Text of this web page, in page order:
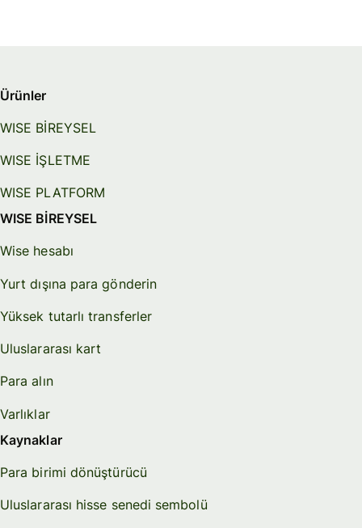
Ürünler
WISE BİREYSEL
WISE İŞLETME
WISE PLATFORM
WISE BİREYSEL
Wise hesabı
Yurt dışına para gönderin
Yüksek tutarlı transferler
Uluslararası kart
Para alın
Varlıklar
Kaynaklar
Para birimi dönüştürücü
Uluslararası hisse senedi sembolü